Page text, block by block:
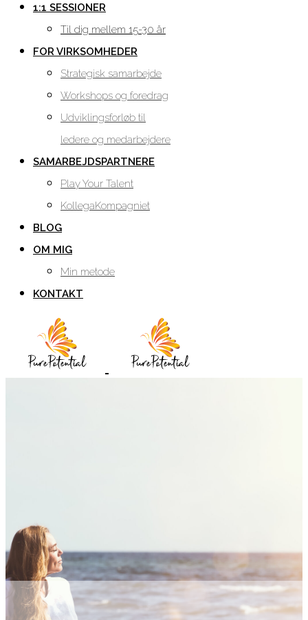
1:1 SESSIONER
Til dig mellem 15-30 år
FOR VIRKSOMHEDER
Strategisk samarbejde
Workshops og foredrag
Udviklingsforløb til
ledere og medarbejdere
SAMARBEJDSPARTNERE
Play Your Talent
KollegaKompagniet
BLOG
OM MIG
Min metode
KONTAKT